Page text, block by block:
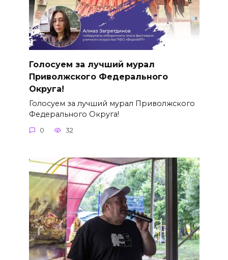
Голосуем за лучший мурал
Приволжского Федерального
Округа!
Голосуем за лучший мурал Приволжского
Федерального Округа!
0 32